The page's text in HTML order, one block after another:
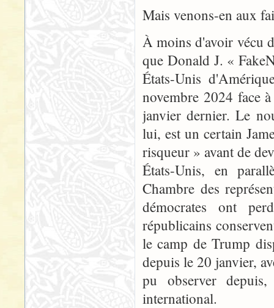
Mais venons-en aux
À moins d'avoir vécu
que Donald J. «
États-Unis
novembre 2024 face
janvier dernier. Le
lui, est un certain
risqueur » avant de
États-Unis, en
Chambre des
démocrates ont
républicains
le camp de Trump
depuis le 20 janvier,
pu observer
international.